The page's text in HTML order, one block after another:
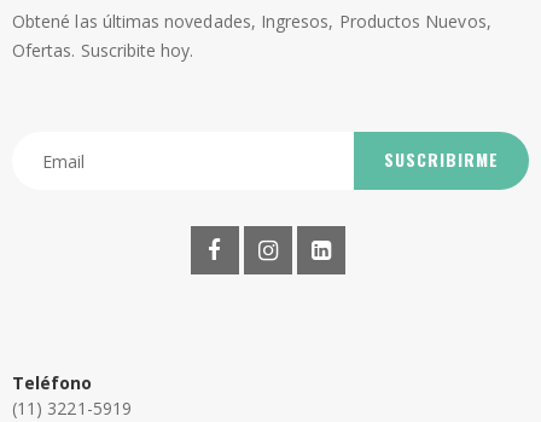
Obtené las últimas novedades, Ingresos, Productos Nuevos,
Ofertas. Suscribite hoy.
SUSCRIBIRME
Teléfono
(11) 3221-5919